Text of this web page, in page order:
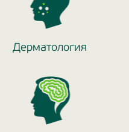
Дерматология